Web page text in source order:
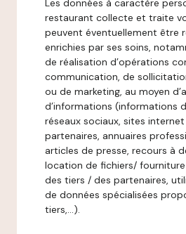
Les données à caractère
restaurant collecte et traite
peuvent éventuellement être
enrichies par ses soins,
de réalisation d’opérations
communication, de
ou de marketing, au moyen
d’informations (informations
réseaux sociaux, sites
partenaires, annuaires
articles de presse, recours à
location de fichiers/
des tiers / des partenaires,
de données spécialisées
tiers,…).